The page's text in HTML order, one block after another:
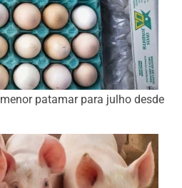
patamar para julho desde